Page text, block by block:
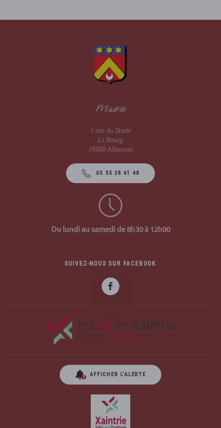
Mairie
1 rue du Stade
Le Bourg
19380 Albussac
05 55 28 61 48
Du lundi au samedi de 8h30 à 12h00
SUIVEZ-NOUS SUR FACEBOOK
AFFICHER L’ALERTE